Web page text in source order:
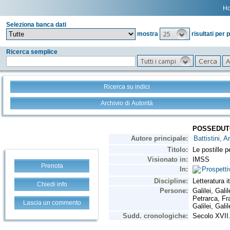
Seleziona banca dati
mostra
25 risultati per
Ricerca semplice
Tutti i campi
Ricerca su indici
Archivio di Autorità
Prenota
Chiedi info
Lascia un commento